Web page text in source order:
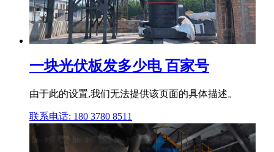
一块光伏板发多少电 百家号
由于此的设置,我们无法提供该页面的具体描述。
联系电话: 180 3780 8511